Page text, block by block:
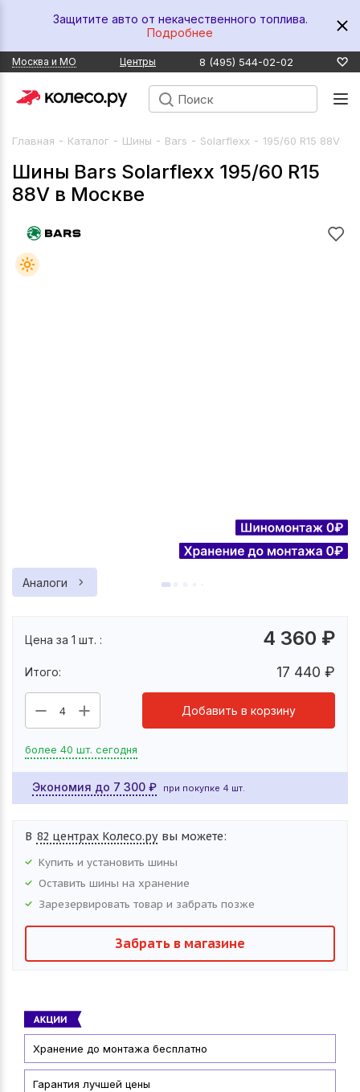
Защитите авто от некачественного топлива.
Подробнее
Москва и МО Центры 8 (495) 544-02-02
Главная - Каталог - Шины - Bars - Solarflexx - 195/60 R15 88V
Шины Bars Solarflexx 195/60 R15
88V в Москве
Аналоги
Цена за 1 шт. : 4 360 ₽
Итого: 17 440 ₽
4 Добавить в корзину
более 40 шт. сегодня
Экономия до 7 300 ₽ при покупке 4 шт.
В 82 центрах Колесо.ру вы можете:
Купить и установить шины
Оставить шины на хранение
Зарезервировать товар и забрать позже
Забрать в магазине
Хранение до монтажа бесплатно
Гарантия лучшей цены